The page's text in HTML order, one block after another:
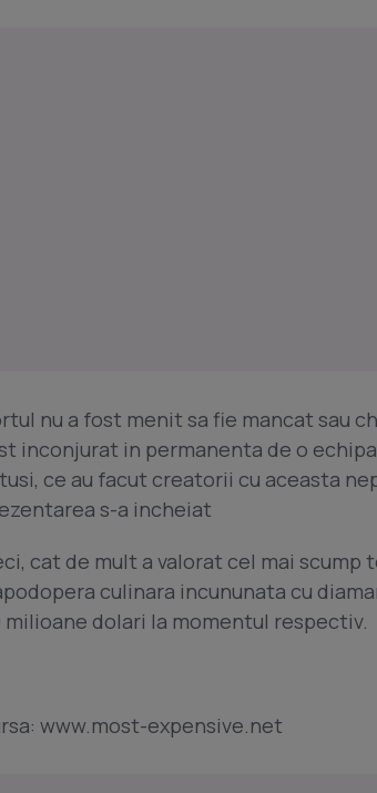
nu a fost menit sa fie mancat sau
inconjurat in permanenta de o
ce au facut creatorii cu aceasta
s-a incheiat
cat de mult a valorat cel mai scump
culinara incununata cu
milioane dolari la momentul respectiv.
www.most-expensive.net